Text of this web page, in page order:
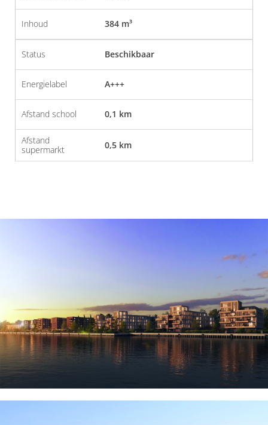
Inhoud 384 m³
Status Beschikbaar
Energielabel A+++
Afstand school 0,1 km
Afstand
supermarkt
0,5 km